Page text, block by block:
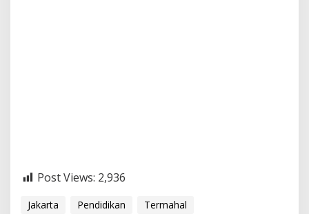
Post Views: 2,936
Jakarta Pendidikan
Termahal